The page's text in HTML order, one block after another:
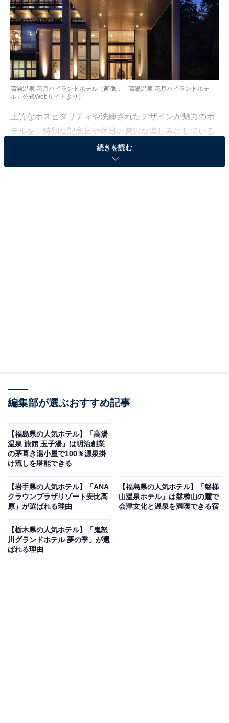
高湯温泉 花月ハイランドホテル（画像：「高湯温泉 花月ハイランドホテ
ル」公式Webサイトより）
上質なホスピタリティや洗練されたデザインが魅力のホ
テルを、特別な記念日や休日の贅沢な楽しみにしている
人も少なくないはず。日常を忘れ、心身ともに満たされ
る非日常の体験は、何物にも代えがたい時間ですよね。
いもの部
Amazonのセール商品から売れ筋ランキングまで、毎日のお買いも
る独自レビューなど、ここでしか手に入らない情報も満載です。
※本記事で紹介している商品の購入やサービスの利用により、売上の一部が
続きを読む
編集部が選ぶおすすめ記事
【福島県の人気ホテル】「高湯
温泉 旅館 玉子湯」は明治創業
の茅葺き湯小屋で100％源泉掛
け流しを堪能できる
【岩手県の人気ホテル】「ANA
クラウンプラザリゾート安比高
原」が選ばれる理由
【福島県の人気ホテル】「磐梯
山温泉ホテル」は磐梯山の麓で
会津文化と温泉を満喫できる宿
【栃木県の人気ホテル】「鬼怒
川グランドホテル 夢の季」が選
ばれる理由